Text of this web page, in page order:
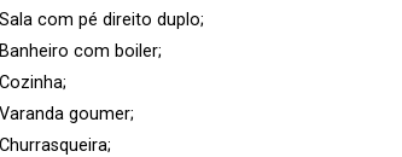
com pé direito duplo;
com boiler;
goumer;